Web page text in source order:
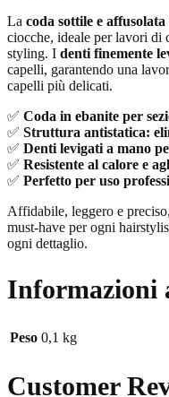
La coda sottile e affusolata
ciocche, ideale per lavori di
styling. I denti finemente
capelli, garantendo una
capelli più delicati.
✅ Coda in ebanite per
✅ Struttura antistatica:
✅ Denti levigati a mano
✅ Resistente al calore e
✅ Perfetto per uso
Affidabile, leggero e
must-have per ogni
ogni dettaglio.
Informazioni
Peso 0,1 kg
Customer